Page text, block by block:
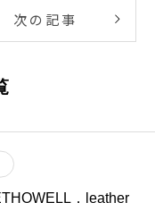
次の記事
．leather